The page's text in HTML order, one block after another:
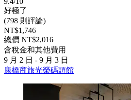
好極了
(798 則評論)
NT$1,746
總價 NT$2,016
含稅金和其他費用
9 月 2 日 - 9 月 3 日
康橋商旅光榮碼頭館